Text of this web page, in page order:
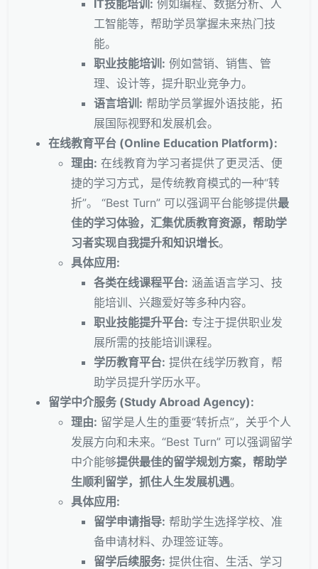
IT技能培训: 例如编程、数据分析、人
工智能等，帮助学员掌握未来热门技
能。
职业技能培训: 例如营销、销售、管
理、设计等，提升职业竞争力。
语言培训: 帮助学员掌握外语技能，拓
展国际视野和发展机会。
在线教育平台 (Online Education Platform):
理由: 在线教育为学习者提供了更灵活、便
捷的学习方式，是传统教育模式的一种“转
折”。 “Best Turn” 可以强调平台能够提供最
佳的学习体验，汇集优质教育资源，帮助学
习者实现自我提升和知识增长。
具体应用:
各类在线课程平台: 涵盖语言学习、技
能培训、兴趣爱好等多种内容。
职业技能提升平台: 专注于提供职业发
展所需的技能培训课程。
学历教育平台: 提供在线学历教育，帮
助学员提升学历水平。
留学中介服务 (Study Abroad Agency):
理由: 留学是人生的重要“转折点”，关乎个人
发展方向和未来。“Best Turn” 可以强调留学
中介能够提供最佳的留学规划方案，帮助学
生顺利留学，抓住人生发展机遇。
具体应用:
留学申请指导: 帮助学生选择学校、准
备申请材料、办理签证等。
留学后续服务: 提供住宿、生活、学习